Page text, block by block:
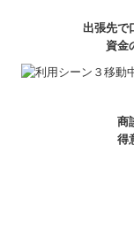
出張先で
資金
商
得